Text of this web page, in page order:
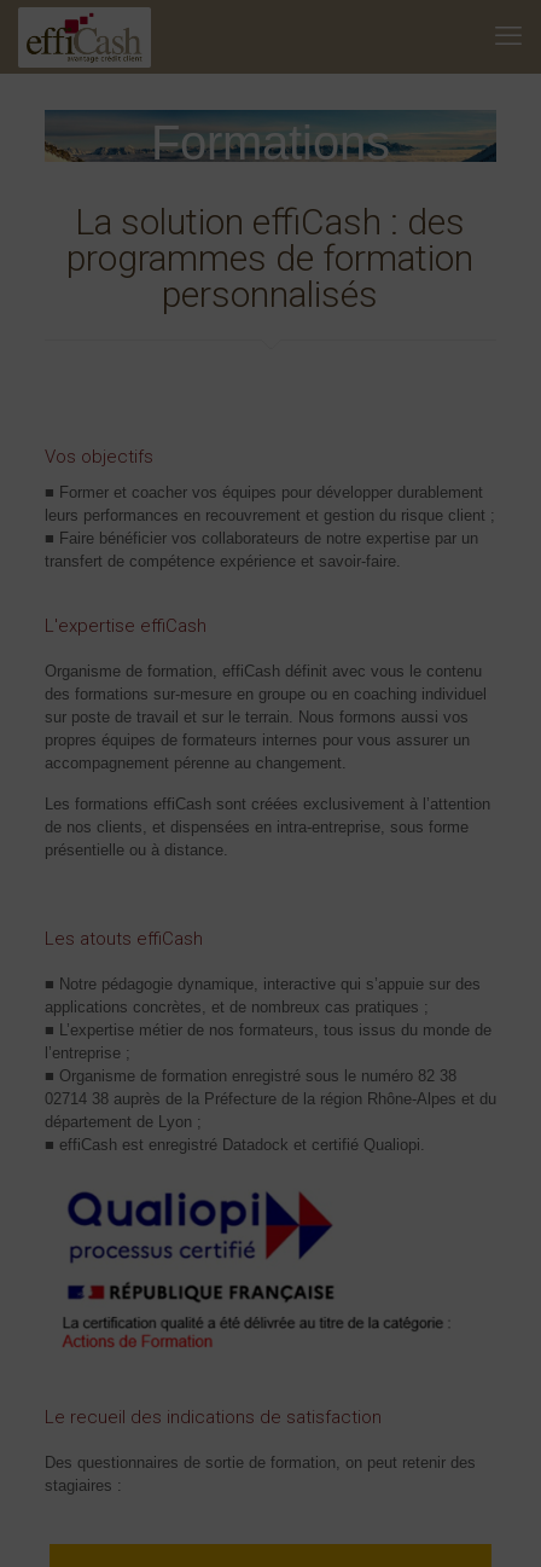
Formations
La solution effiCash : des
programmes de formation
personnalisés
Vos objectifs
■ Former et coacher vos équipes pour développer durablement
leurs performances en recouvrement et gestion du risque client ;
■ Faire bénéficier vos collaborateurs de notre expertise par un
transfert de compétence expérience et savoir-faire.
L'expertise effiCash
Organisme de formation, effiCash définit avec vous le contenu
des formations sur-mesure en groupe ou en coaching individuel
sur poste de travail et sur le terrain. Nous formons aussi vos
propres équipes de formateurs internes pour vous assurer un
accompagnement pérenne au changement.
Les formations effiCash sont créées exclusivement à l’attention
de nos clients, et dispensées en intra-entreprise, sous forme
présentielle ou à distance.
Les atouts effiCash
■ Notre pédagogie dynamique, interactive qui s’appuie sur des
applications concrètes, et de nombreux cas pratiques ;
■ L’expertise métier de nos formateurs, tous issus du monde de
l’entreprise ;
■ Organisme de formation enregistré sous le numéro 82 38
02714 38 auprès de la Préfecture de la région Rhône-Alpes et du
département de Lyon ;
■ effiCash est enregistré Datadock et certifié Qualiopi.
Le recueil des indications de satisfaction
Des questionnaires de sortie de formation, on peut retenir des
stagiaires :